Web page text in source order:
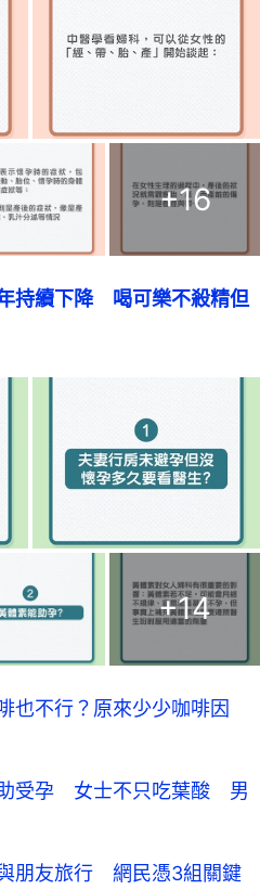
+16
持續下降　喝可樂不殺精但
+14
也不行？原來少少咖啡因
受孕 女士不只吃葉酸 男
朋友旅行 網民憑3組關鍵